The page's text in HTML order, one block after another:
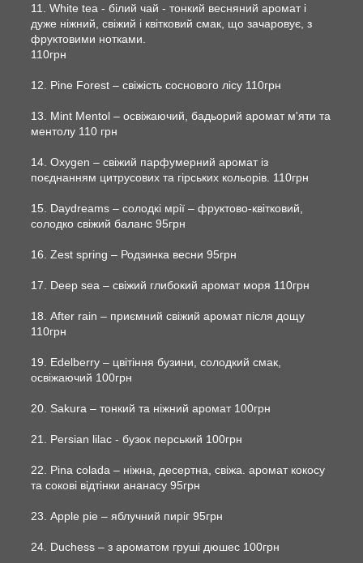
11. White tea - білий чай - тонкий весняний аромат і
дуже ніжний, свіжий і квітковий смак, що зачаровує, з
фруктовими нотками.
110грн
12. Pine Forest – свіжість соснового лісу 110грн
13. Mint Mentol – освіжаючий, бадьорий аромат м'яти та
ментолу 110 грн
14. Oxygen – свіжий парфумерний аромат із
поєднанням цитрусових та гірських кольорів. 110грн
15. Daydreams – солодкі мрії – фруктово-квітковий,
солодко свіжий баланс 95грн
16. Zest spring – Родзинка весни 95грн
17. Deep sea – свіжий глибокий аромат моря 110грн
18. After rain – приємний свіжий аромат після дощу
110грн
19. Edelberry – цвітіння бузини, солодкий смак,
освіжаючий 100грн
20. Sakura – тонкий та ніжний аромат 100грн
21. Persian lilac - бузок перський 100грн
22. Pina colada – ніжна, десертна, свіжа. аромат кокосу
та сокові відтінки ананасу 95грн
23. Apple pie – яблучний пиріг 95грн
24. Duchess – з ароматом груші дюшес 100грн